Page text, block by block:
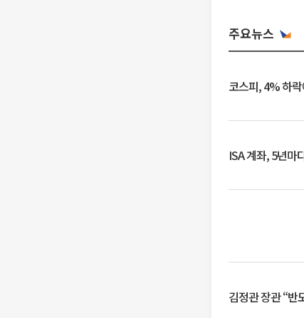
주요뉴스
코스피, 4% 하
ISA 계좌, 5년마
김정관 장관 “반